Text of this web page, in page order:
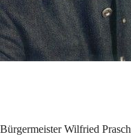
Bürgermeister Wilfried Prasch